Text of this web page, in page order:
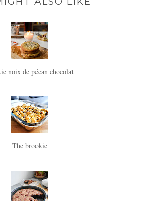
noix de pécan chocolat
The brookie